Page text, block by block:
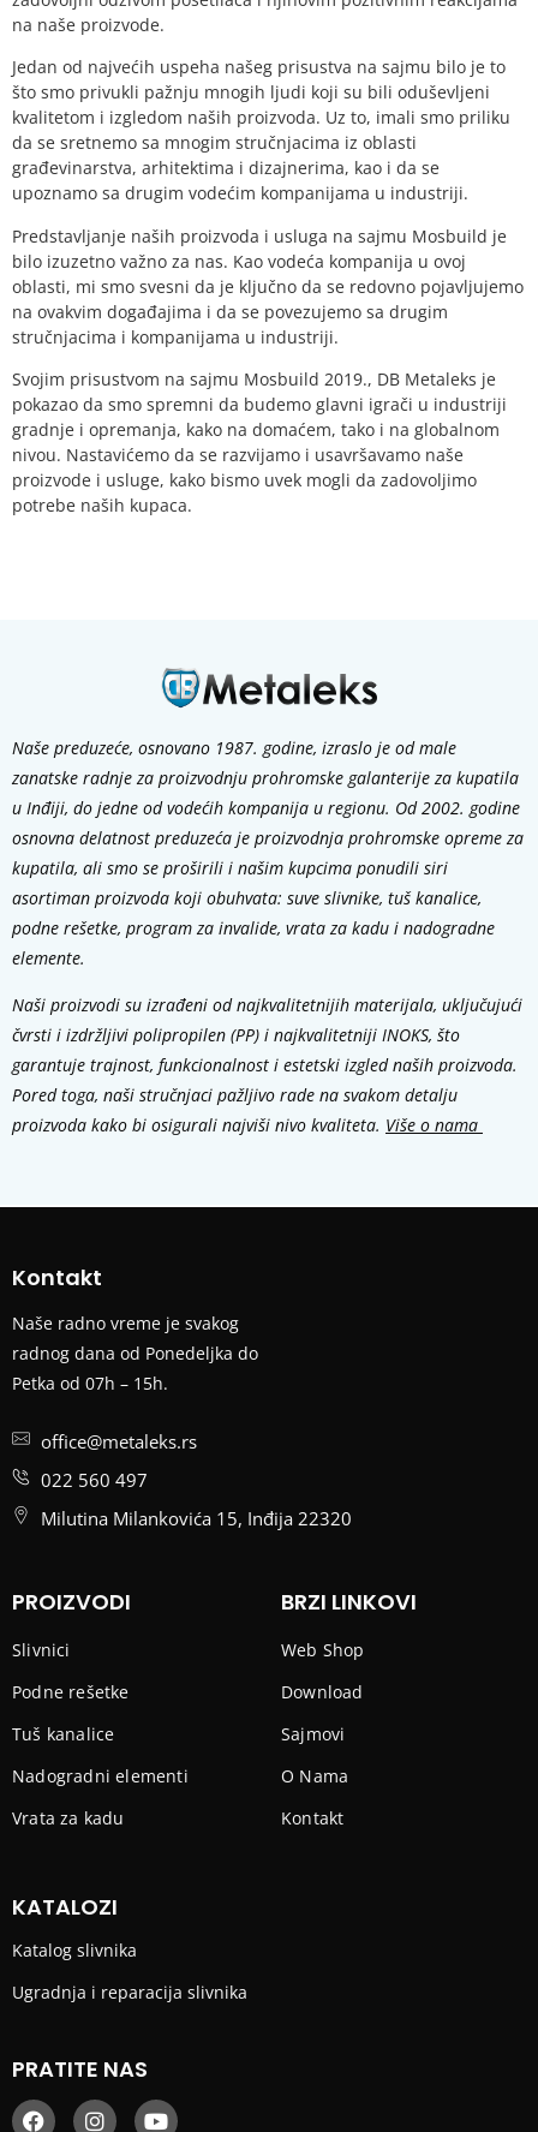
na naše proizvode.
Jedan od najvećih uspeha našeg prisustva na sajmu bilo je to
što smo privukli pažnju mnogih ljudi koji su bili oduševljeni
kvalitetom i izgledom naših proizvoda. Uz to, imali smo priliku
da se sretnemo sa mnogim stručnjacima iz oblasti
građevinarstva, arhitektima i dizajnerima, kao i da se
upoznamo sa drugim vodećim kompanijama u industriji.
Predstavljanje naših proizvoda i usluga na sajmu Mosbuild je
bilo izuzetno važno za nas. Kao vodeća kompanija u ovoj
oblasti, mi smo svesni da je ključno da se redovno pojavljujemo
na ovakvim događajima i da se povezujemo sa drugim
stručnjacima i kompanijama u industriji.
Svojim prisustvom na sajmu Mosbuild 2019., DB Metaleks je
pokazao da smo spremni da budemo glavni igrači u industriji
gradnje i opremanja, kako na domaćem, tako i na globalnom
nivou. Nastavićemo da se razvijamo i usavršavamo naše
proizvode i usluge, kako bismo uvek mogli da zadovoljimo
potrebe naših kupaca.
Naše preduzeće, osnovano 1987. godine, izraslo je od male
zanatske radnje za proizvodnju prohromske galanterije za kupatila
u Inđiji, do jedne od vodećih kompanija u regionu. Od 2002. godine
osnovna delatnost preduzeća je proizvodnja prohromske opreme za
kupatila, ali smo se proširili i našim kupcima ponudili siri
asortiman proizvoda koji obuhvata: suve slivnike, tuš kanalice,
podne rešetke, program za invalide, vrata za kadu i nadogradne
elemente.
Naši proizvodi su izrađeni od najkvalitetnijih materijala, uključujući
čvrsti i izdržljivi polipropilen (PP) i najkvalitetniji INOKS, što
garantuje trajnost, funkcionalnost i estetski izgled naših proizvoda.
Pored toga, naši stručnjaci pažljivo rade na svakom detalju
proizvoda kako bi osigurali najviši nivo kvaliteta. Više o nama
Kontakt
Naše radno vreme je svakog
radnog dana od Ponedeljka do
Petka od 07h – 15h.
office@metaleks.rs
022 560 497
Milutina Milankovića 15, Inđija 22320
PROIZVODI
Slivnici
Podne rešetke
Tuš kanalice
Nadogradni elementi
Vrata za kadu
BRZI LINKOVI
Web Shop
Download
Sajmovi
O Nama
Kontakt
KATALOZI
Katalog slivnika
Ugradnja i reparacija slivnika
PRATITE NAS